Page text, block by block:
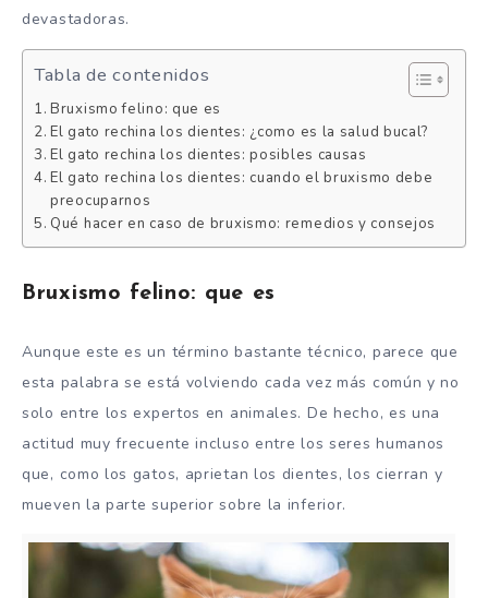
devastadoras.
Tabla de contenidos
Bruxismo felino: que es
El gato rechina los dientes: ¿como es la salud bucal?
El gato rechina los dientes: posibles causas
El gato rechina los dientes: cuando el bruxismo debe
preocuparnos
Qué hacer en caso de bruxismo: remedios y consejos
Bruxismo felino: que es
Aunque este es un término bastante técnico, parece que
esta palabra se está volviendo cada vez más común y no
solo entre los expertos en animales. De hecho, es una
actitud muy frecuente incluso entre los seres humanos
que, como los gatos, aprietan los dientes, los cierran y
mueven la parte superior sobre la inferior.